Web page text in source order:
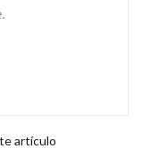
artículo